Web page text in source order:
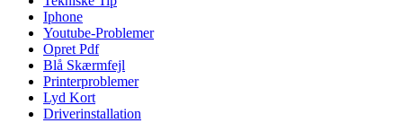
Iphone
Youtube-Problemer
Opret Pdf
Blå Skærmfejl
Printerproblemer
Lyd Kort
Driverinstallation